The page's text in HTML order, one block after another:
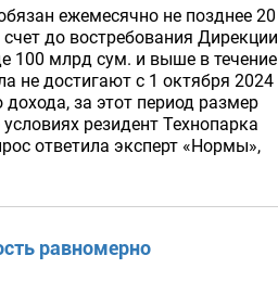
ежемесячно не позднее 20
до востребования Дирекции
100 млрд сум. и выше в течение
не достигают с 1 октября 2024
дохода, за этот период размер
резидент Технопарка
ответила эксперт «Нормы»,
равномерно